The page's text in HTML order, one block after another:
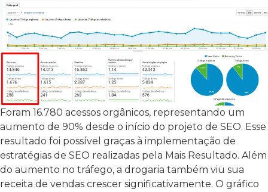
Foram 16.780 acessos orgânicos, representando um
aumento de 90% desde o início do projeto de SEO. Esse
resultado foi possível graças à implementação de
estratégias de SEO realizadas pela Mais Resultado. Além
do aumento no tráfego, a drogaria também viu sua
receita de vendas crescer significativamente. O gráfico